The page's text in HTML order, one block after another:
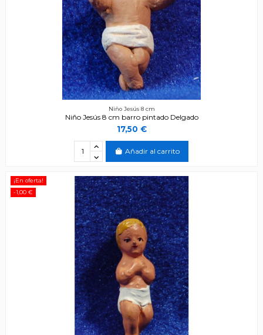
Niño Jesús 8 cm
Niño Jesús 8 cm barro pintado Delgado
17,50 €
Añadir al carrito
¡En oferta!
-1,00 €